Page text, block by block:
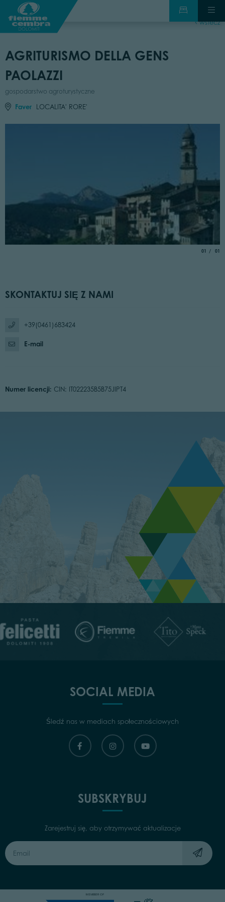
wstecz
AGRITURISMO DELLA GENS
PAOLAZZI
gospodarstwo agroturystyczne
Faver LOCALITA' RORE'
01 of
01
SKONTAKTUJ SIĘ Z NAMI
+39(0461)683424
E-mail
Numer licencji: CIN: IT022235B5B75JIPT4
SOCIAL MEDIA
Śledź nas w mediach społecznościowych
SUBSKRYBUJ
Zarejestruj się, aby otrzymywać aktualizacje